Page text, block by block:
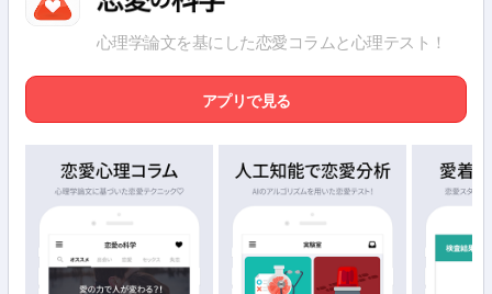
心理学論文を基にした恋愛コラムと心理テスト！
アプリで見る